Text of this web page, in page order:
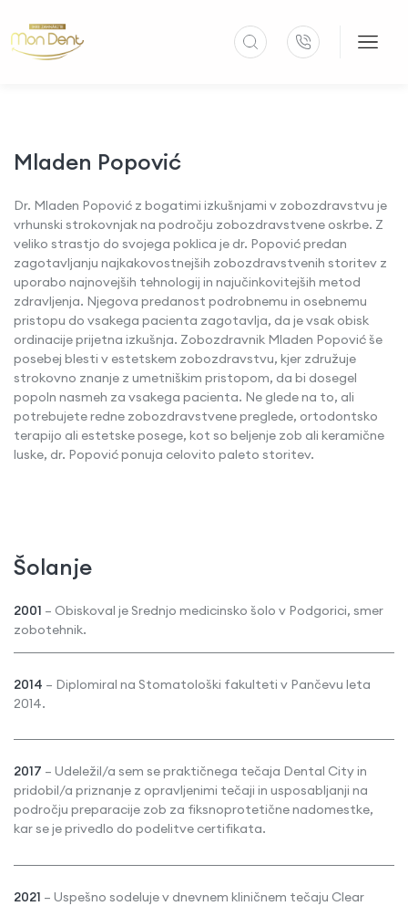
Mladen Popović
Dr. Mladen Popović z bogatimi izkušnjami v zobozdravstvu je
vrhunski strokovnjak na področju zobozdravstvene oskrbe. Z
veliko strastjo do svojega poklica je dr. Popović predan
zagotavljanju najkakovostnejših zobozdravstvenih storitev z
uporabo najnovejših tehnologij in najučinkovitejših metod
zdravljenja. Njegova predanost podrobnemu in osebnemu
pristopu do vsakega pacienta zagotavlja, da je vsak obisk
ordinacije prijetna izkušnja. Zobozdravnik Mladen Popović še
posebej blesti v estetskem zobozdravstvu, kjer združuje
strokovno znanje z umetniškim pristopom, da bi dosegel
popoln nasmeh za vsakega pacienta. Ne glede na to, ali
potrebujete redne zobozdravstvene preglede, ortodontsko
terapijo ali estetske posege, kot so beljenje zob ali keramične
luske, dr. Popović ponuja celovito paleto storitev.
Šolanje
2001 – Obiskoval je Srednjo medicinsko šolo v Podgorici, smer
zobotehnik.
2014 – Diplomiral na Stomatološki fakulteti v Pančevu leta
2014.
2017 – Udeležil/a sem se praktičnega tečaja Dental City in
pridobil/a priznanje z opravljenimi tečaji in usposabljanji na
področju preparacije zob za fiksnoprotetične nadomestke,
kar se je privedlo do podelitve certifikata.
2021 – Uspešno sodeluje v dnevnem kliničnem tečaju Clear